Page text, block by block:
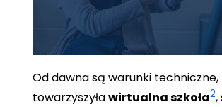
Od dawna są warunki techniczne,
towarzyszyławirtualna szkoła2,